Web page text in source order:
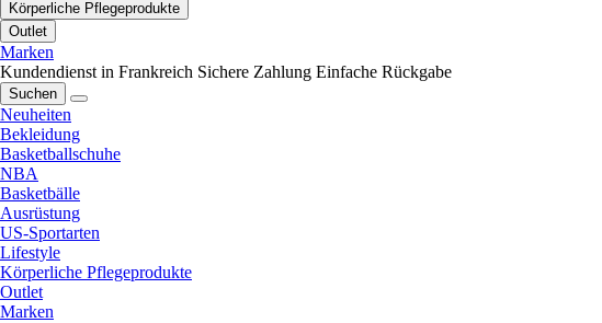
Körperliche Pflegeprodukte
Outlet
Marken
Kundendienst in Frankreich Sichere Zahlung Einfache Rückgabe
Suchen
Neuheiten
Bekleidung
Basketballschuhe
NBA
Basketbälle
Ausrüstung
US-Sportarten
Lifestyle
Körperliche Pflegeprodukte
Outlet
Marken